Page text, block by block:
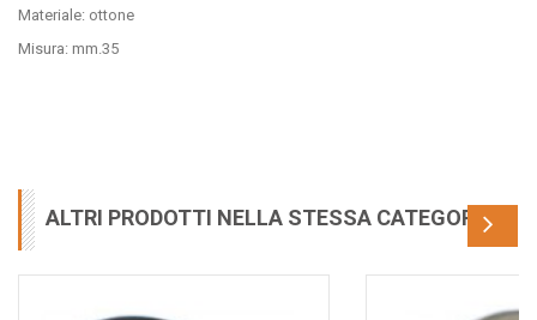
Materiale: ottone
Misura: mm.35
ALTRI PRODOTTI NELLA STESSA CATEGORIA